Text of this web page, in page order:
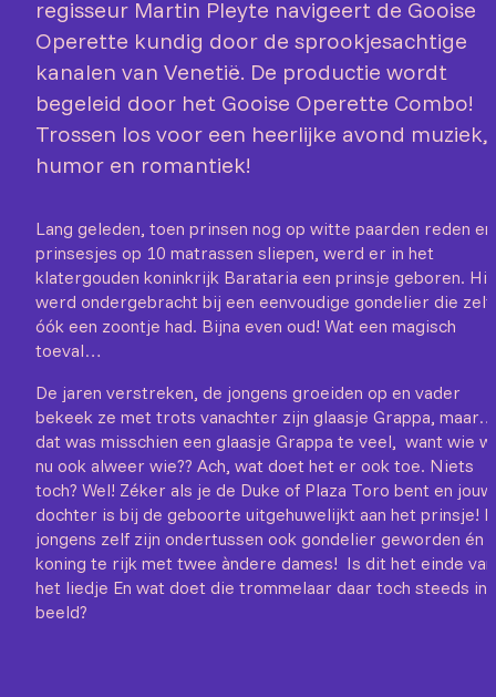
regisseur Martin Pleyte navigeert de Gooise
Operette kundig door de sprookjesachtige
kanalen van Venetië. De productie wordt
begeleid door het Gooise Operette Combo!
Trossen los voor een heerlijke avond muziek,
humor en romantiek!
Lang geleden, toen prinsen nog op witte paarden reden en
prinsesjes op 10 matrassen sliepen, werd er in het
klatergouden koninkrijk Barataria een prinsje geboren. Hij
werd ondergebracht bij een eenvoudige gondelier die zelf
óók een zoontje had. Bijna even oud! Wat een magisch
toeval…
De jaren verstreken, de jongens groeiden op en vader
bekeek ze met trots vanachter zijn glaasje Grappa, maar…
dat was misschien een glaasje Grappa te veel, want wie
nu ook alweer wie?? Ach, wat doet het er ook toe. Niets
toch? Wel! Zéker als je de Duke of Plaza Toro bent en jouw
dochter is bij de geboorte uitgehuwelijkt aan het prinsje!
jongens zelf zijn ondertussen ook gondelier geworden én
koning te rijk met twee àndere dames! Is dit het einde van
het liedje En wat doet die trommelaar daar toch steeds in
beeld?